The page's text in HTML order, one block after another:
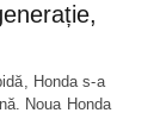
Honda s-a
Noua Honda